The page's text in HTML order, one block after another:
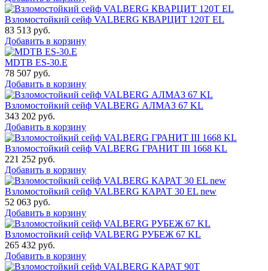
Взломостойкий сейф VALBERG КВАРЦИТ 120Т EL
83 513 руб.
Добавить в корзину
MDTB ES-30.Е
78 507 руб.
Добавить в корзину
Взломостойкий сейф VALBERG АЛМАЗ 67 KL
343 202 руб.
Добавить в корзину
Взломостойкий сейф VALBERG ГРАНИТ III 1668 KL
221 252 руб.
Добавить в корзину
Взломостойкий сейф VALBERG КАРАТ 30 EL new
52 063 руб.
Добавить в корзину
Взломостойкий сейф VALBERG РУБЕЖ 67 KL
265 432 руб.
Добавить в корзину